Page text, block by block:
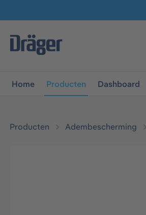
Ga naar
Home Producten Dashboard
Producten Adembescherming